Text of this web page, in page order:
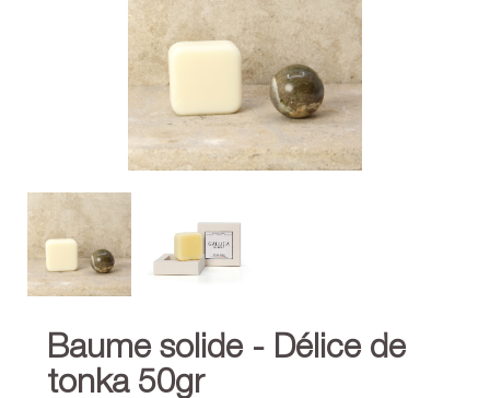
Baume solide - Délice de
tonka 50gr